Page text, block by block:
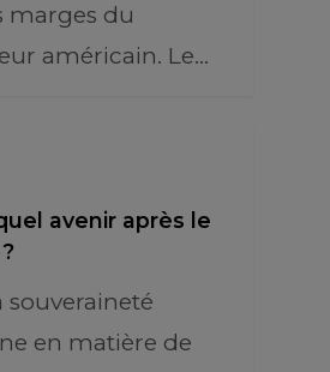
marges du
américain. Le…
avenir après le
souveraineté
en matière de